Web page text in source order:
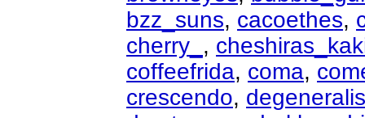
bzz_suns, cacoethes,
cherry_ ,
coffeefrida, coma,
crescendo, degeneralis